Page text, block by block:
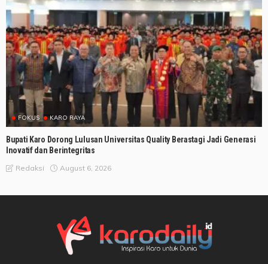
FOKUS KARO RAYA
Bupati Karo Dorong Lulusan Universitas Quality Berastagi Jadi Generasi
Inovatif dan Berintegritas
Redaksi August 6, 2026